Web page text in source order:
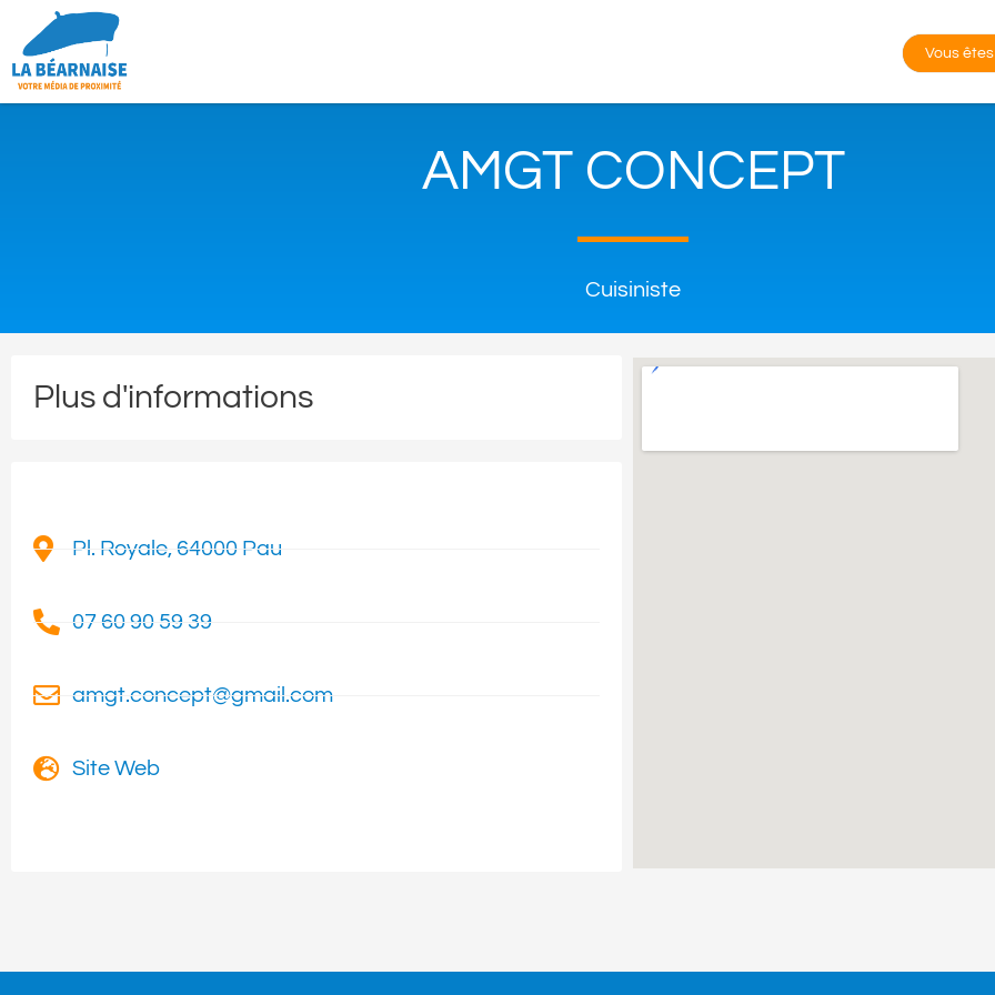
Vous
AMGT CONCEPT
Cuisiniste
Plus d'informations
Pl. Royale, 64000 Pau
07 60 90 59 39
amgt.concept@gmail.com
Site Web